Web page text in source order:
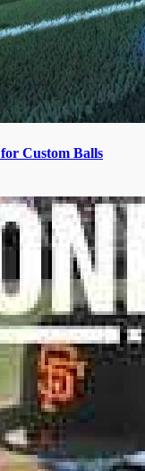
Custom Balls